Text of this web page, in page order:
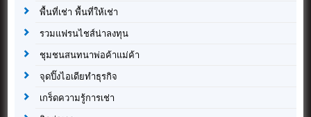
พื้นที่เช่า พื้นที่ให้เช่า
รวมแฟรนไชส์น่าลงทุน
ชุมชนสนทนาพ่อค้าแม่ค้า
จุดปิ๊งไอเดียทำธุรกิจ
เกร็ดความรู้การเช่า